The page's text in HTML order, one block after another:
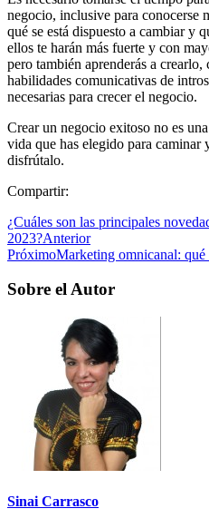
negocio, inclusive para conocerse
qué se está dispuesto a cambiar y
ellos te harán más fuerte y con
pero también aprenderás a
habilidades comunicativas de
necesarias para crecer el negocio.
Crear un negocio exitoso no es
vida que has elegido para caminar
disfrútalo.
Compartir:
¿Cuáles son las principales
2023?Anterior
PróximoMarketing omnicanal: qué
Sobre el Autor
Sinai Carrasco